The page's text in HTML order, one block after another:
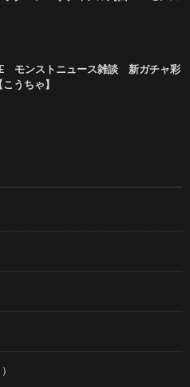
モンストニュース雑談 新ガチャ彩
うちゃ】